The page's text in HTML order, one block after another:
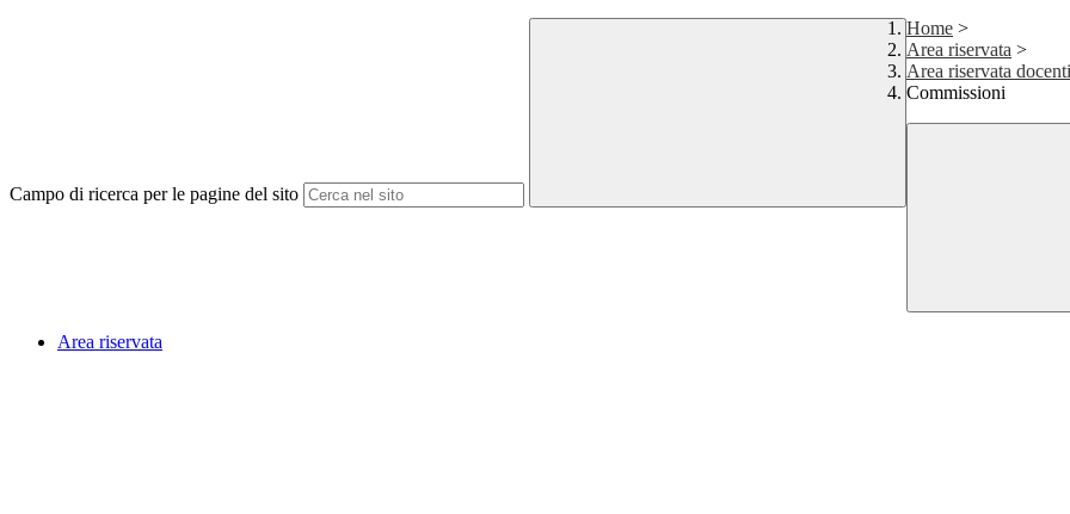
Campo di ricerca per le pagine del sito
Home >
Area riservata >
Area riservata docenti
Commissioni
Area riservata